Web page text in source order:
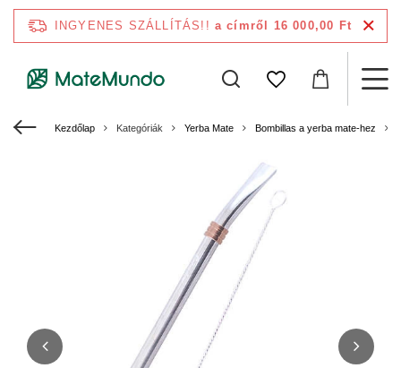
INGYENES SZÁLLÍTÁS!! a címről 16 000,00 Ft
Kezdőlap Kategóriák Yerba Mate Bombillas a yerba mate-hez